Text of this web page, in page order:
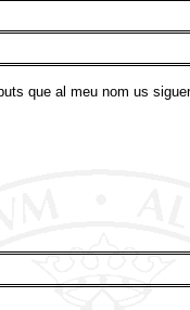
que al meu nom us